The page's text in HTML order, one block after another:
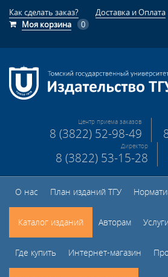
Как сделать заказ?
Доставка и Оплата
Моя корзина
0
Центр приема заказов
8 (3822) 52-98-49
Директор
8 (3822) 53-15-28
О нас План изданий ТГУ
Каталог изданий Авторам
Где купить Интернет-магазин